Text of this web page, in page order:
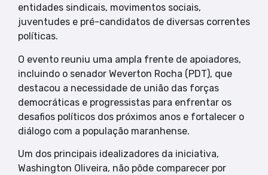
entidades sindicais, movimentos sociais,
juventudes e pré-candidatos de diversas correntes
políticas.
O evento reuniu uma ampla frente de apoiadores,
incluindo o senador Weverton Rocha (PDT), que
destacou a necessidade de união das forças
democráticas e progressistas para enfrentar os
desafios políticos dos próximos anos e fortalecer o
diálogo com a população maranhense.
Um dos principais idealizadores da iniciativa,
Washington Oliveira, não pôde comparecer por